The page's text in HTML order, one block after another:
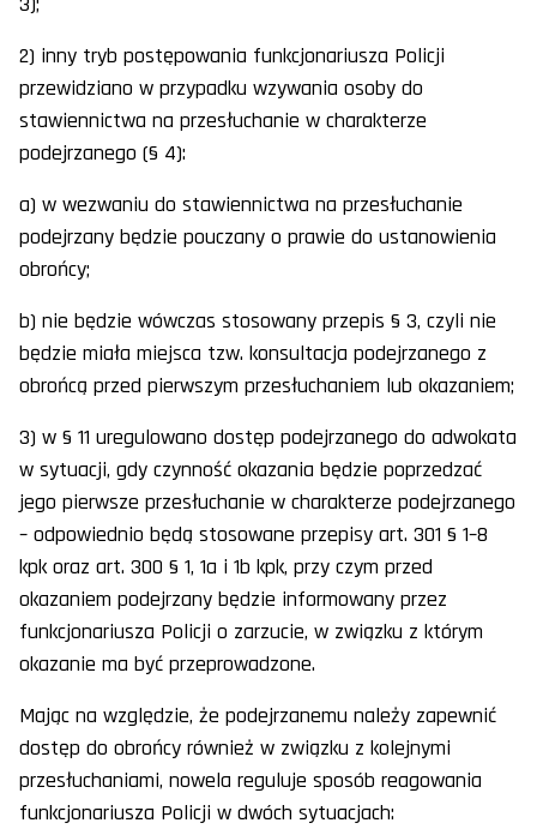
2) inny tryb postępowania funkcjonariusza Policji
przewidziano w przypadku wzywania osoby do
stawiennictwa na przesłuchanie w charakterze
podejrzanego (§ 4):
a) w wezwaniu do stawiennictwa na przesłuchanie
podejrzany będzie pouczany o prawie do ustanowienia
obrońcy;
b) nie będzie wówczas stosowany przepis § 3, czyli nie
będzie miała miejsca tzw. konsultacja podejrzanego z
obrońcą przed pierwszym przesłuchaniem lub okazaniem;
3) w § 11 uregulowano dostęp podejrzanego do adwokata
w sytuacji, gdy czynność okazania będzie poprzedzać
jego pierwsze przesłuchanie w charakterze podejrzanego
– odpowiednio będą stosowane przepisy art. 301 § 1–8
kpk oraz art. 300 § 1, 1a i 1b kpk, przy czym przed
okazaniem podejrzany będzie informowany przez
funkcjonariusza Policji o zarzucie, w związku z którym
okazanie ma być przeprowadzone.
Mając na względzie, że podejrzanemu należy zapewnić
dostęp do obrońcy również w związku z kolejnymi
przesłuchaniami, nowela reguluje sposób reagowania
funkcjonariusza Policji w dwóch sytuacjach: